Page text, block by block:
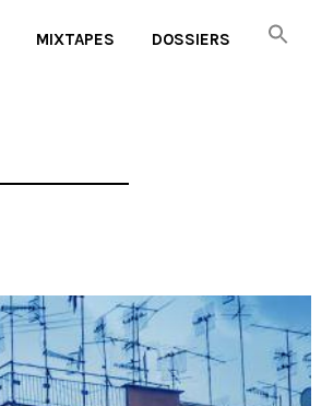
MIXTAPES DOSSIERS